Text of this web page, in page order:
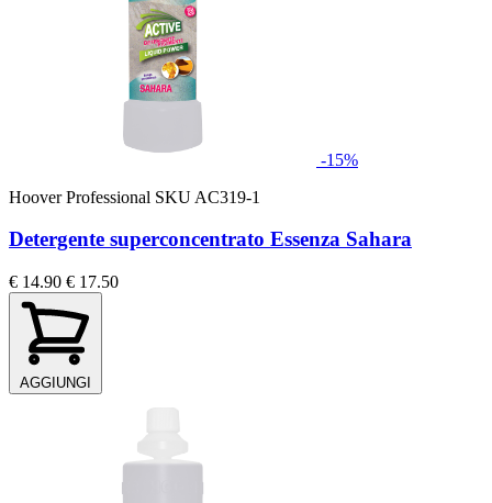
-15%
Hoover Professional SKU AC319-1
Detergente superconcentrato Essenza Sahara
€ 14.90 € 17.50
AGGIUNGI